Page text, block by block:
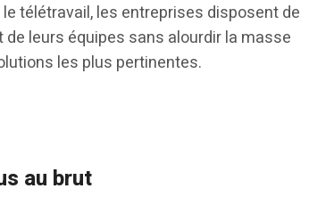
télétravail, les entreprises disposent de
leurs équipes sans alourdir la masse
les plus pertinentes.
au brut